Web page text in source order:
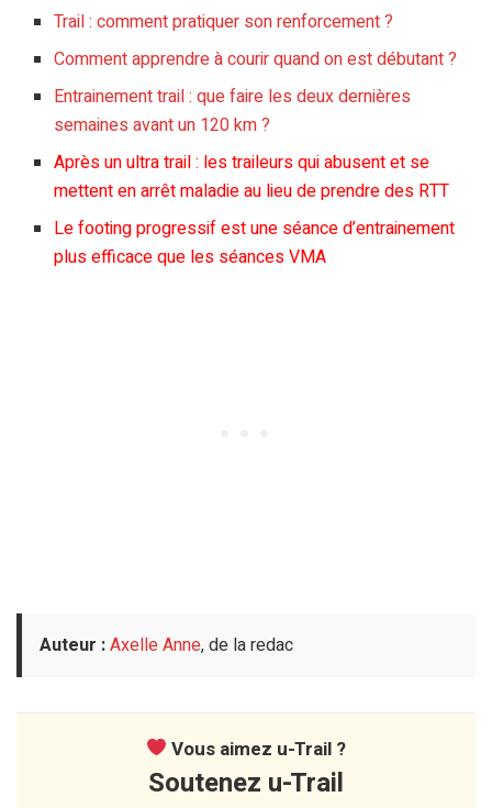
Trail : comment pratiquer son renforcement ?
Comment apprendre à courir quand on est débutant ?
Entrainement trail : que faire les deux dernières
semaines avant un 120 km ?
Après un ultra trail : les traileurs qui abusent et se
mettent en arrêt maladie au lieu de prendre des RTT
Le footing progressif est une séance d’entrainement
plus efficace que les séances VMA
Auteur :Axelle Anne, de la redac
Vous aimez u-Trail ?
Soutenez u-Trail